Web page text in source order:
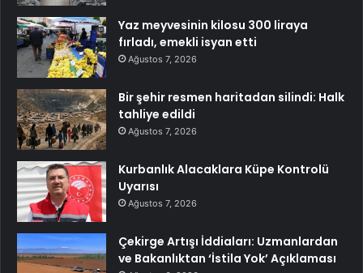
Yaz meyvesinin kilosu 300 liraya
fırladı, emekli isyan etti
Ağustos 7, 2026
Bir şehir resmen haritadan silindi: Halk
tahliye edildi
Ağustos 7, 2026
Kurbanlık Alacaklara Küpe Kontrolü
Uyarısı
Ağustos 7, 2026
Çekirge Artışı İddiaları: Uzmanlardan
ve Bakanlıktan ‘İstila Yok’ Açıklaması